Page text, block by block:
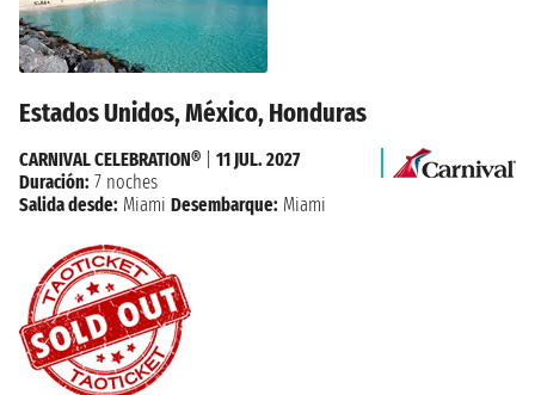
Estados Unidos, México, Honduras
CARNIVAL CELEBRATION®
11 JUL. 2027
Duración: 7 noches
Salida desde: Miami Desembarque: Miami